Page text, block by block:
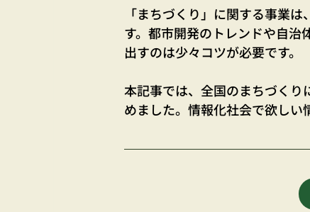
「まちづくり」に関する事業
す。都市開発のトレンドや自治
出すのは少々コツが必要です。
本記事では、全国のまちづく
めました。情報化社会で欲しい